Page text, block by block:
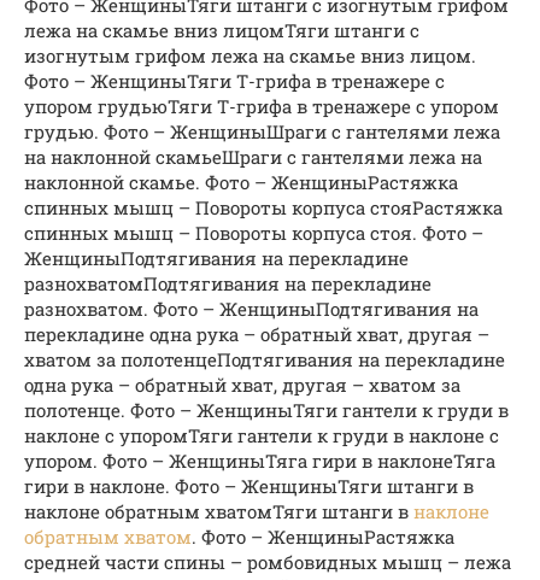
лежа на скамье вниз лицомТяги штанги с
изогнутым грифом лежа на скамье вниз лицом.
Фото – ЖенщиныТяги Т-грифа в тренажере с
упором грудьюТяги Т-грифа в тренажере с упором
грудью. Фото – ЖенщиныШраги с гантелями лежа
на наклонной скамьеШраги с гантелями лежа на
наклонной скамье. Фото – ЖенщиныРастяжка
спинных мышц – Повороты корпуса стояРастяжка
спинных мышц – Повороты корпуса стоя. Фото –
ЖенщиныПодтягивания на перекладине
разнохватомПодтягивания на перекладине
разнохватом. Фото – ЖенщиныПодтягивания на
перекладине одна рука – обратный хват, другая –
хватом за полотенцеПодтягивания на перекладине
одна рука – обратный хват, другая – хватом за
полотенце. Фото – ЖенщиныТяги гантели к груди в
наклоне с упоромТяги гантели к груди в наклоне с
упором. Фото – ЖенщиныТяга гири в наклонеТяга
гири в наклоне. Фото – ЖенщиныТяги штанги в
наклоне обратным хватомТяги штанги в наклоне
обратным хватом. Фото – ЖенщиныРастяжка
средней части спины – ромбовидных мышц – лежа